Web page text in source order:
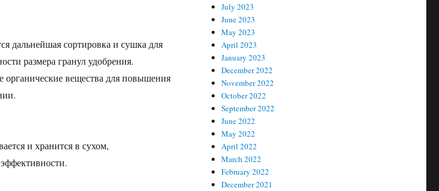
дальнейшая сортировка и сушка для
размера гранул удобрения.
вещества для повышения
и хранится в сухом,
July 2023
June 2023
May 2023
April 2023
January 2023
December 2022
November 2022
October 2022
September 2022
June 2022
May 2022
April 2022
March 2022
February 2022
December 2021